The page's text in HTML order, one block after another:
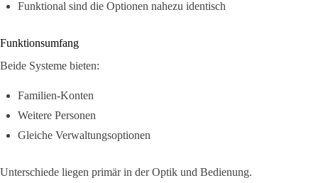
Funktional sind die Optionen nahezu identisch
Funktionsumfang
Beide Systeme bieten:
Familien-Konten
Weitere Personen
Gleiche Verwaltungsoptionen
Unterschiede liegen primär in der Optik und Bedienung.